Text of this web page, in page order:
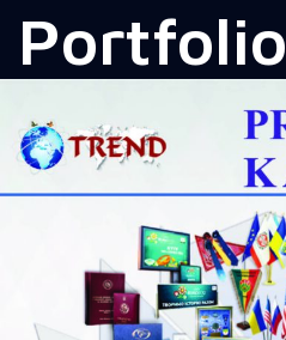
Portfolio